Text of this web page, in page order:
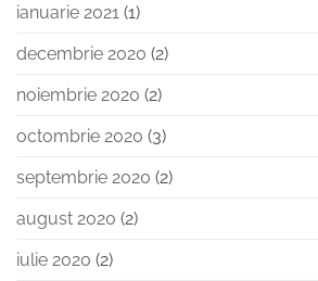
ianuarie 2021 (1)
decembrie 2020 (2)
noiembrie 2020 (2)
octombrie 2020 (3)
septembrie 2020 (2)
august 2020 (2)
iulie 2020 (2)